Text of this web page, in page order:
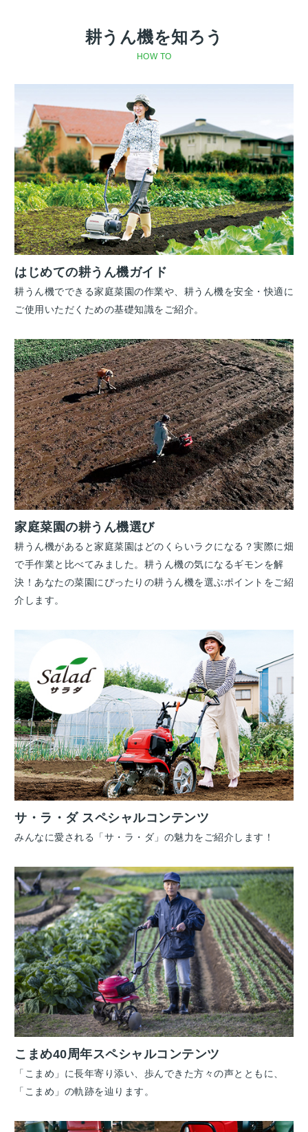
耕うん機を知ろう
HOW TO
はじめての耕うん機ガイド
耕うん機でできる家庭菜園の作業や、耕うん機を安全・快適に
ご使用いただくための基礎知識をご紹介。
家庭菜園の耕うん機選び
耕うん機があると家庭菜園はどのくらいラクになる？実際に畑
で手作業と比べてみました。耕うん機の気になるギモンを解
決！あなたの菜園にぴったりの耕うん機を選ぶポイントをご紹
介します。
サ・ラ・ダ スペシャルコンテンツ
みんなに愛される「サ・ラ・ダ」の魅力をご紹介します！
こまめ40周年スペシャルコンテンツ
「こまめ」に長年寄り添い、歩んできた方々の声とともに、
「こまめ」の軌跡を辿ります。